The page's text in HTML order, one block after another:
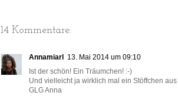
14 Kommentare:
Annamiarl 13. Mai 2014 um 09:10
Ist der schön! Ein Träumchen! :-)
Und vielleicht ja wirklich mal ein Stöffchen
GLG Anna